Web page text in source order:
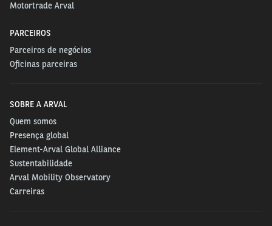
Motortrade Arval
PARCEIROS
Parceiros de negócios
Oficinas parceiras
SOBRE A ARVAL
Quem somos
Presença global
Element-Arval Global Alliance
Sustentabilidade
Arval Mobility Observatory
Carreiras